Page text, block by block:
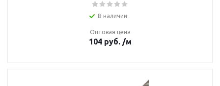
В наличии
Оптовая цена
104 руб. /м